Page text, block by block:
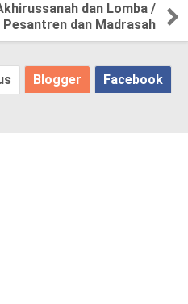
dan Lomba /
dan Madrasah
Facebook
Blogger